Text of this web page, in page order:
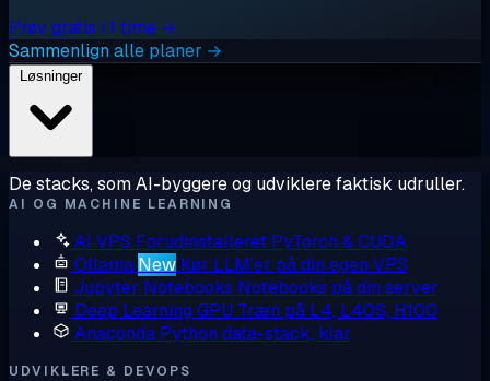
Prøv gratis i 1 time →
Sammenlign alle planer →
Løsninger
De stacks, som AI-byggere og udviklere faktisk udruller.
AI OG MACHINE LEARNING
AI VPS Forudinstalleret PyTorch & CUDA
Ollama New Kør LLM'er på din egen VPS
Jupyter Notebooks Notebooks på din server
Deep Learning GPU Træn på L4, L40S, H100
Anaconda Python data-stack, klar
UDVIKLERE & DEVOPS